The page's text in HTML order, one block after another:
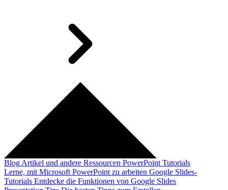
Blog Artikel und andere Ressourcen PowerPoint Tutorials
Lerne, mit Microsoft PowerPoint zu arbeiten Google Slides-
Tutorials Entdecke die Funktionen von Google Slides